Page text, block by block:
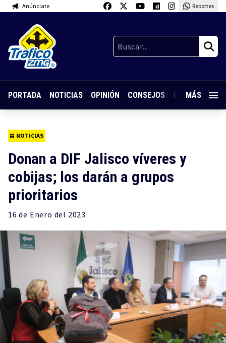
Anúnciate Reportes
PORTADA NOTICIAS OPINIÓN CONSEJOS GUARDIA
MÁS
NOTICIAS
Donan a DIF Jalisco víveres y
cobijas; los darán a grupos
prioritarios
16 de Enero del 2023